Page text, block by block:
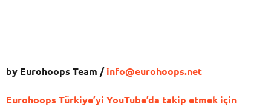
by Eurohoops Team /info@eurohoops.net
Eurohoops Türkiye’yi YouTube’da takip etmek için